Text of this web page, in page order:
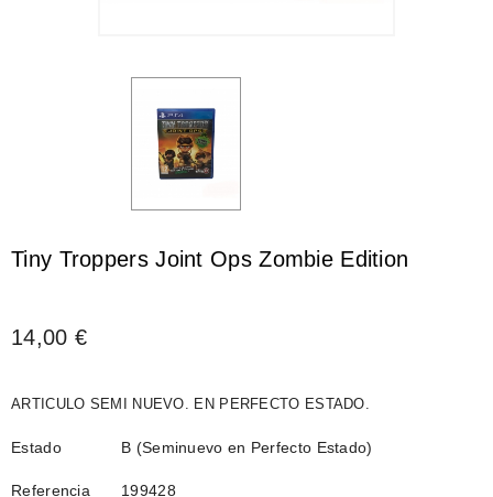
Tiny Troppers Joint Ops Zombie Edition
14,00 €
ARTICULO SEMI NUEVO. EN PERFECTO ESTADO.
Estado B (Seminuevo en Perfecto Estado)
Referencia 199428